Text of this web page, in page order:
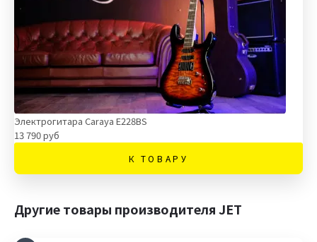
Электрогитара Caraya E228BS
13 790 руб
К ТОВАРУ
Другие товары производителя JET